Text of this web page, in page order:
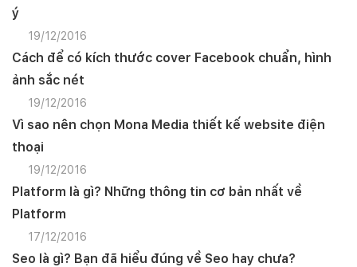
ý
19/12/2016
Cách để có kích thước cover Facebook chuẩn, hình
ảnh sắc nét
19/12/2016
Vì sao nên chọn Mona Media thiết kế website điện
thoại
19/12/2016
Platform là gì? Những thông tin cơ bản nhất về
Platform
17/12/2016
Seo là gì? Bạn đã hiểu đúng về Seo hay chưa?
Website:quanly.mona.media